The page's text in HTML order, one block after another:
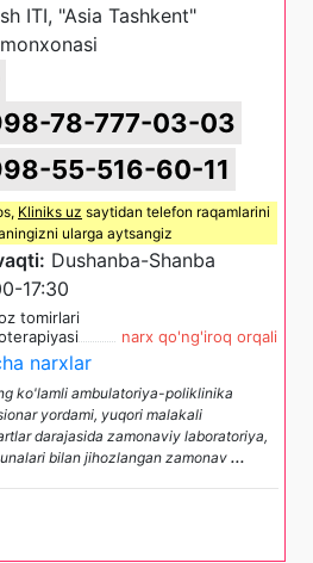
ITI, "Asia Tashkent"
78-777-03-03
55-516-60-11
Kliniks uz saytidan telefon raqamlarini
ularga aytsangiz
Dushanba-Shanba
17:30
tomirlari
narx qo'ng'iroq orqali
narxlar
ko'lamli ambulatoriya-poliklinika
yordami, yuqori malakali
darajasida zamonaviy laboratoriya,
bilan jihozlangan zamonav ...